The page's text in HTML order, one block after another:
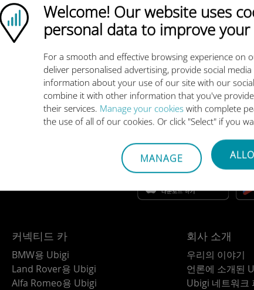
Ubigi logo
Welcome! Our website uses
personal data to improve
For a smooth and effective browsing experience on
deliver personalised advertising, provide social
information about your use of our site with our
combine it with other information that you've
their services. Manage your cookies with complete
the use of all of our cookies. Or click "Select" if you
MANAGE
5단계로
앱을 다운로
커넥티드 카
BMW용 Ubigi
Land Rover용 Ubigi
Alfa Romeo용 Ubigi
회사 소개
우리의 이야기
언론에 소개된
Ubigi 네트워크